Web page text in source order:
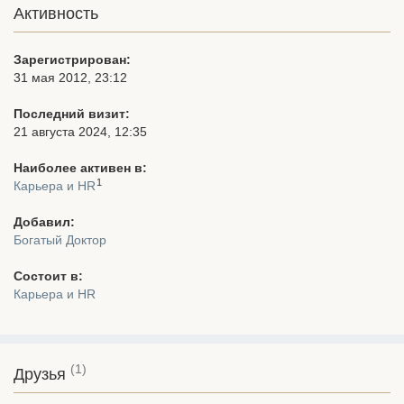
Активность
Зарегистрирован:
31 мая 2012, 23:12
Последний визит:
21 августа 2024, 12:35
Наиболее активен в:
Карьера и HR 1
Добавил:
Богатый Доктор
Состоит в:
Карьера и HR
Друзья (1)